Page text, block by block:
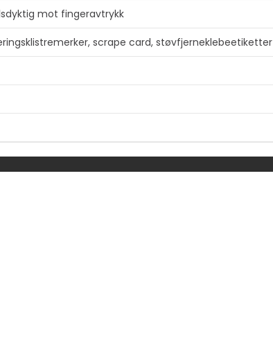
mot fingeravtrykk
scrape card, støvfjerneklebeetiketter